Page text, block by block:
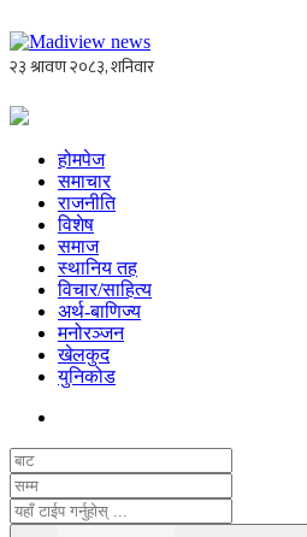
होमपेज
समाचार
राजनीति
विशेष
समाज
स्थानिय तह
विचार/साहित्य
अर्थ-बाणिज्य
मनोरञ्जन
खेलकुद
युनिकोड